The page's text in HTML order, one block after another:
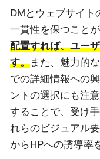
DMとウェブサイ
一貫性を保つことが
配置すれば、ユー
す。また、魅力的
での詳細情報への
ントの選択にも注
することで、受け
れらのビジュアル
からHPへの誘導率